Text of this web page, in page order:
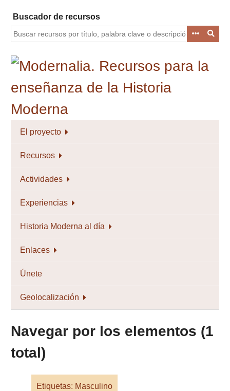
contenido
principal
Buscador de recursos
El proyecto
Recursos
Actividades
Experiencias
Historia Moderna al día
Enlaces
Únete
Geolocalización
Navegar por los elementos (1
total)
Etiquetas: Masculino